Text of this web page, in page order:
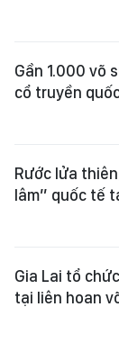
Gần 1.000 võ
cổ truyền
Rước lửa
lâm” quốc tế
Gia Lai tổ
tại liên hoan